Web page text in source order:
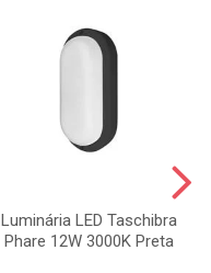
Luminária LED Taschibra
Phare 12W 3000K Preta